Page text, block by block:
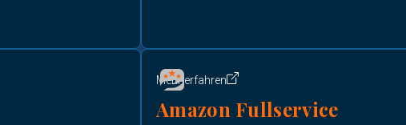
Amazon Fullservice
Mehr erfahren